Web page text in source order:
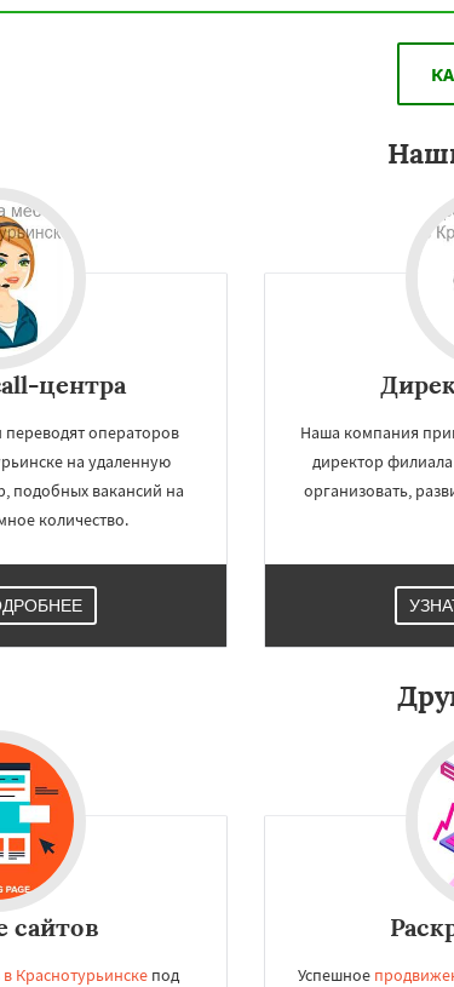
Красноуральск Красноуфимск Кушва
Лесной Михайловск
Невьянск
Нижний Тагил
Нижняя Салда
Среднеуральск
Тавда
Талица
центра
операторов
на удаленную
подобных вакансий на
количество.
Наша компания
директор
организовать,
сайтов
Краснотурьинскепод
Успешное